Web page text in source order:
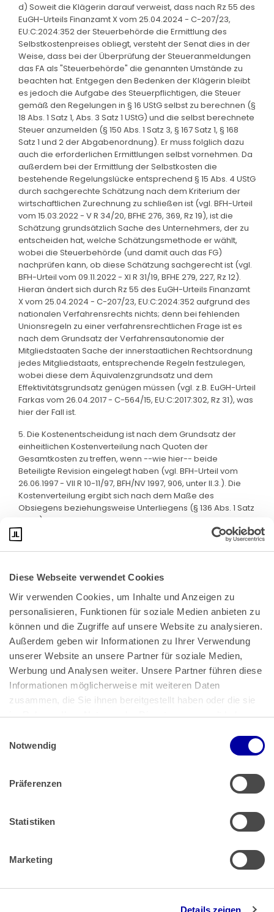
Diese Webseite verwendet Cookies
Wir verwenden Cookies, um Inhalte und Anzeigen zu
personalisieren, Funktionen für soziale Medien anbieten zu
können und die Zugriffe auf unsere Website zu analysieren.
Außerdem geben wir Informationen zu Ihrer Verwendung
unserer Website an unsere Partner für soziale Medien,
Werbung und Analysen weiter. Unsere Partner führen diese
Informationen möglicherweise mit weiteren Daten
zusammen, die Sie ihnen bereitgestellt haben oder die sie
im Rahmen Ihrer Nutzung der Dienste gesammelt haben.
Impressum
Notwendig
Präferenzen
Statistiken
Marketing
Details zeigen
d) Soweit die Klägerin darauf verweist, dass nach Rz 55 des
EuGH-Urteils Finanzamt X vom 25.04.2024 - C-207/23,
EU:C:2024:352 der Steuerbehörde die Ermittlung des
Selbstkostenpreises obliegt, versteht der Senat dies in der
Weise, dass bei der Überprüfung der Steueranmeldungen
das FA als "Steuerbehörde" die genannten Umstände zu
beachten hat. Entgegen den Bedenken der Klägerin bleibt
es jedoch die Aufgabe des Steuerpflichtigen, die Steuer
gemäß den Regelungen in § 16 UStG selbst zu berechnen (§
18 Abs. 1 Satz 1, Abs. 3 Satz 1 UStG) und die selbst berechnete
Steuer anzumelden (§ 150 Abs. 1 Satz 3, § 167 Satz 1, § 168
Satz 1 und 2 der Abgabenordnung). Er muss folglich dazu
auch die erforderlichen Ermittlungen selbst vornehmen. Da
außerdem bei der Ermittlung der Selbstkosten die
bestehende Regelungslücke entsprechend § 15 Abs. 4 UStG
durch sachgerechte Schätzung nach dem Kriterium der
wirtschaftlichen Zurechnung zu schließen ist (vgl. BFH-Urteil
vom 15.03.2022 - V R 34/20, BFHE 276, 369, Rz 19), ist die
Schätzung grundsätzlich Sache des Unternehmers, der zu
entscheiden hat, welche Schätzungsmethode er wählt,
wobei die Steuerbehörde (und damit auch das FG)
nachprüfen kann, ob diese Schätzung sachgerecht ist (vgl.
BFH-Urteil vom 09.11.2022 - XI R 31/19, BFHE 279, 227, Rz 12).
Hieran ändert sich durch Rz 55 des EuGH-Urteils Finanzamt
X vom 25.04.2024 - C-207/23, EU:C:2024:352 aufgrund des
nationalen Verfahrensrechts nichts; denn bei fehlenden
Unionsregeln zu einer verfahrensrechtlichen Frage ist es
nach dem Grundsatz der Verfahrensautonomie der
Mitgliedstaaten Sache der innerstaatlichen Rechtsordnung
jedes Mitgliedstaats, entsprechende Regeln festzulegen,
wobei diese dem Äquivalenzgrundsatz und dem
Effektivitätsgrundsatz genügen müssen (vgl. z.B. EuGH-Urteil
Farkas vom 26.04.2017 - C-564/15, EU:C:2017:302, Rz 31), was
hier der Fall ist.
5. Die Kostenentscheidung ist nach dem Grundsatz der
einheitlichen Kostenverteilung nach Quoten der
Gesamtkosten zu treffen, wenn --wie hier-- beide
Beteiligte Revision eingelegt haben (vgl. BFH-Urteil vom
26.06.1997 - VII R 10-11/97, BFH/NV 1997, 906, unter II.3.). Die
Kostenverteilung ergibt sich nach dem Maße des
Obsiegens beziehungsweise Unterliegens (§ 136 Abs. 1 Satz
1 FGO).
Bundeskanzlerplatz 2
53113 Bonn
Pressemitteilungen|AGB
Impressum|Datenschutz
Muster Widerrufsformular (PDF)
Barrierefreiheit